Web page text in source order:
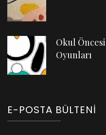
Okul
Oyunları
E-POSTA BÜLTENI